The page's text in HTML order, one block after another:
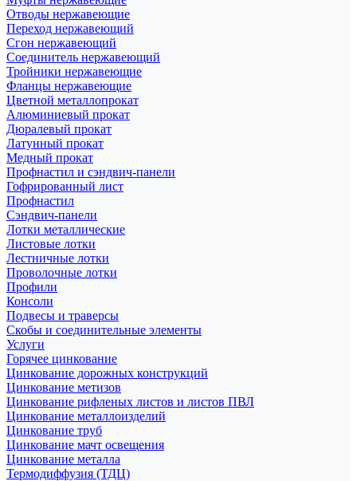
Отводы нержавеющие
Переход нержавеющий
Сгон нержавеющий
Соединитель нержавеющий
Тройники нержавеющие
Фланцы нержавеющие
Цветной металлопрокат
Алюминиевый прокат
Дюралевый прокат
Латунный прокат
Медный прокат
Профнастил и сэндвич-панели
Гофрированный лист
Профнастил
Сэндвич-панели
Лотки металлические
Листовые лотки
Лестничные лотки
Проволочные лотки
Профили
Консоли
Подвесы и траверсы
Скобы и соединительные элементы
Услуги
Горячее цинкование
Цинкование дорожных конструкций
Цинкование метизов
Цинкование рифленых листов и листов ПВЛ
Цинкование металлоизделий
Цинкование труб
Цинкование мачт освещения
Цинкование металла
Термодиффузия (ТДЦ)